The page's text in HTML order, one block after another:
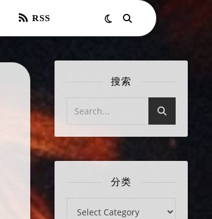
RSS
搜索
分类